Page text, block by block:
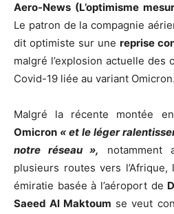
Aero-News (L’optimisme
Le patron de la compagnie
dit optimiste sur une reprise
malgré l’explosion actuelle des
Covid-19 liée au variant Omicron.
Malgré la récente montée
Omicron « et le léger
notre réseau »,
notamment
plusieurs routes vers l’Afrique,
émiratie basée à l’aéroport de
Saeed Al Maktoum se veut